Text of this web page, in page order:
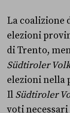
La coalizione
elezioni
di Trento,
Südtiroler
elezioni nella
Il Südtiroler
voti